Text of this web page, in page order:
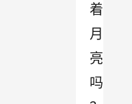
着
月
亮
吗